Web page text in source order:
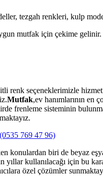
tezgah renkleri, kulp
mutfak için çekime gelinir.
renk seçeneklerimizle
Mutfak,ev hanımlarının en
frenleme sisteminin
769 47 96)
konulardan biri de beyaz
yıllar kullanılacağı için bu
özel çözümler